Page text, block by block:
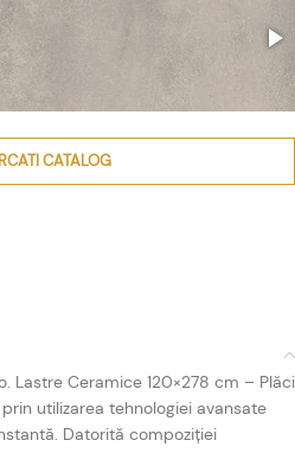
CATALOG
Lastre Ceramice 120×278 cm – Plăci
utilizarea tehnologiei avansate
Datorită compoziției